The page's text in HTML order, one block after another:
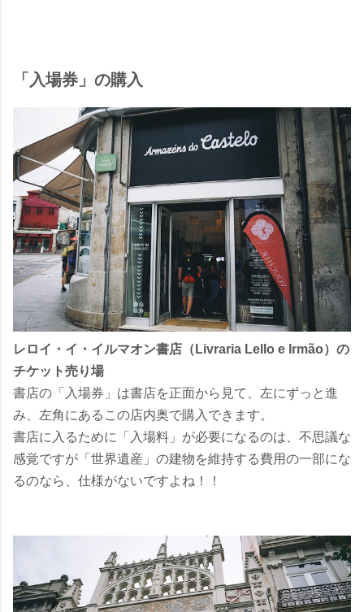
「入場券」の購入
レロイ・イ・イルマオン書店（Livraria Lello e Irmão）の
チケット売り場
書店の「入場券」は書店を正面から見て、左にずっと進
み、左角にあるこの店内奥で購入できます。
書店に入るために「入場料」が必要になるのは、不思議な
感覚ですが「世界遺産」の建物を維持する費用の一部にな
るのなら、仕様がないですよね！！